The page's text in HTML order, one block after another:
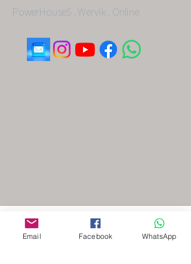
PowerHouseS . Wervik . Online
Email Facebook WhatsApp